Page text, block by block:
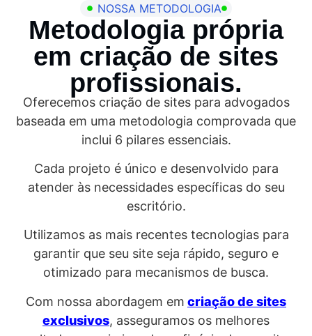
NOSSA METODOLOGIA
Metodologia própria
em criação de sites
profissionais.
Oferecemos criação de sites para advogados
baseada em uma metodologia comprovada que
inclui 6 pilares essenciais.
Cada projeto é único e desenvolvido para
atender às necessidades específicas do seu
escritório.
Utilizamos as mais recentes tecnologias para
garantir que seu site seja rápido, seguro e
otimizado para mecanismos de busca.
Com nossa abordagem em criação de sites
exclusivos, asseguramos os melhores